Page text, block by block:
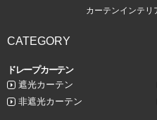
カーテンインテリ
CATEGORY
ドレープカーテン
遮光カーテン
非遮光カーテン